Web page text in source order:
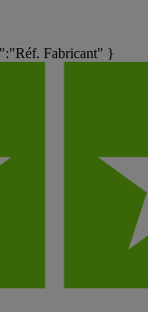
Fabricant" }